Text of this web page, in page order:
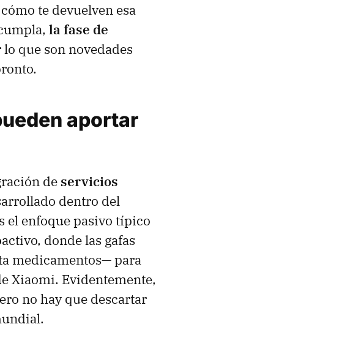
te devuelven esa
la fase de
lo que son novedades
aportar
de servicios
dentro del
el enfoque pasivo típico
donde las gafas
medicamentos— para
Xiaomi. Evidentemente,
no hay que descartar